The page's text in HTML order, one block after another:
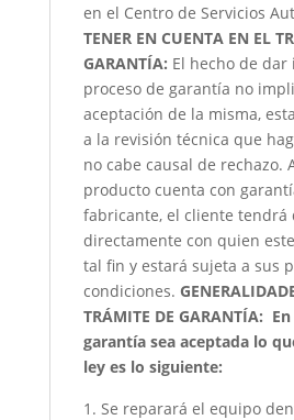
en el Centro de Servicios
TENER EN CUENTA EN EL
GARANTÍA: El hecho de dar
proceso de garantía no
aceptación de la misma,
a la revisión técnica que
no cabe causal de rechazo.
producto cuenta con
fabricante, el cliente tendrá
directamente con quien
tal fin y estará sujeta a sus
condiciones.
TRÁMITE DE GARANTÍA:
garantía sea aceptada lo
ley es lo siguiente:
Se reparará el equipo